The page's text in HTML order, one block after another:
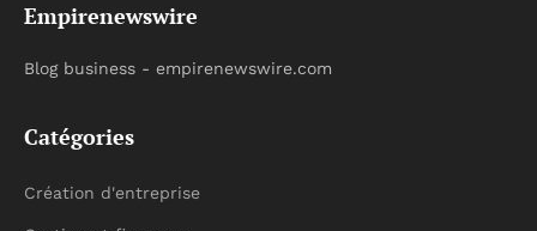
Empirenewswire
Blog business - empirenewswire.com
Catégories
Création d'entreprise